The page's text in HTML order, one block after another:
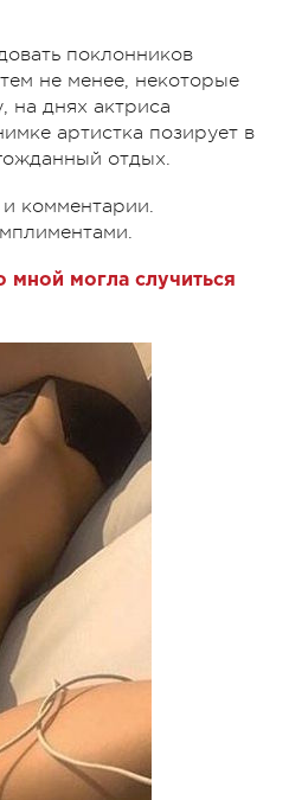
поклонников
не менее, некоторые
на днях актриса
артистка позирует в
отдых.
комментарии.
могла случиться